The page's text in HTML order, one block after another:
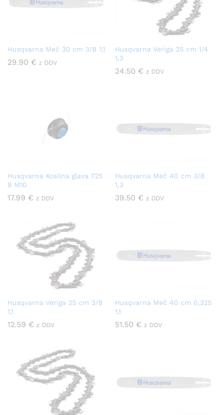
Husqvarna Meč 30 cm 3/8 1,1
29.90 € z DDV
Husqvarna Veriga 25 cm 1/4
1,3
24.50 € z DDV
Husqvarna Kosilna glava T25
B M10
17.99 € z DDV
Husqvarna Meč 40 cm 3/8
1,3
39.50 € z DDV
Husqvarna Veriga 25 cm 3/8
1,1
12.59 € z DDV
Husqvarna Meč 40 cm 0,325
1,1
51.50 € z DDV